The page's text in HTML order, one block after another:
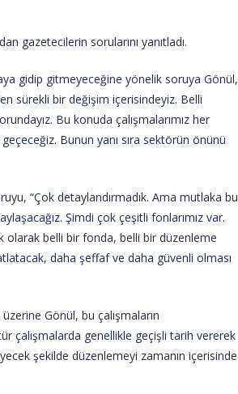
gazetecilerin sorularını yanıtladı.
gidip gitmeyeceğine yönelik soruya Gönül,
sürekli bir değişim içerisindeyiz. Belli
Bu konuda çalışmalarımız her
Bunun yanı sıra sektörün önünü
“Çok detaylandırmadık. Ama mutlaka bu
Şimdi çok çeşitli fonlarımız var.
olarak belli bir fonda, belli bir düzenleme
daha şeffaf ve daha güvenli olması
Gönül, bu çalışmaların
çalışmalarda genellikle geçişli tarih vererek
şekilde düzenlemeyi zamanın içerisinde